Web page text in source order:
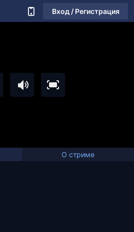
Вход / Регистрация
О стриме